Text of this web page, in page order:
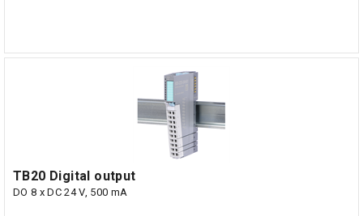
TB20 Digital output
DO 8 x DC 24 V, 500 mA